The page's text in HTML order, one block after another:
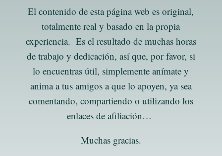
El contenido de esta página web es original,
totalmente real y basado en la propia
experiencia. Es el resultado de muchas horas
de trabajo y dedicación, así que, por favor, si
lo encuentras útil, simplemente anímate y
anima a tus amigos a que lo apoyen, ya sea
comentando, compartiendo o utilizando los
enlaces de afiliación…
Muchas gracias.